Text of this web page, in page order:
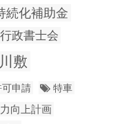
続化補助金
政書士会
敷
申請
特車
向上計画